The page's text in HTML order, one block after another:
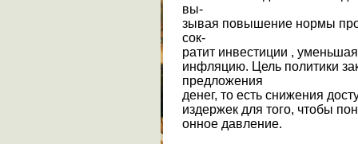
вы-
зывая повышение нормы
сок-
ратит инвестиции ,
инфляцию. Цель политики
предложения
денег, то есть снижения
издержек для того, чтобы
онное давление.